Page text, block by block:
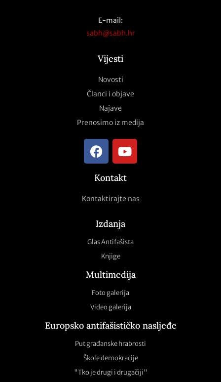
E-mail:
sabh@sabh.hr
Vijesti
Novosti
Članci i objave
Najave
Prenosimo iz medija
Kontakt
Kontaktirajte nas
Izdanja
Glas Antifašista
Knjige
Multimedija
Foto galerija
Video galerija
Europsko antifašističko nasljeđe
Put građanske hrabrosti
Škole demokracije
"Tko je drugi i drugačiji"